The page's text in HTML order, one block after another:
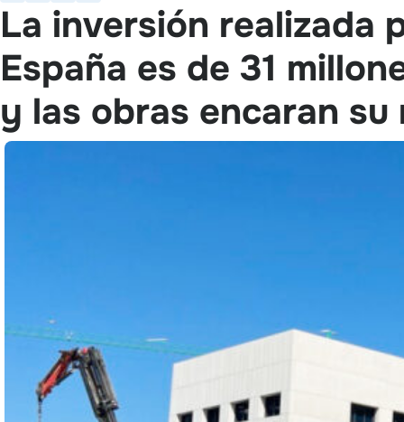
La inversión realizada
España es de 31
y las obras encaran